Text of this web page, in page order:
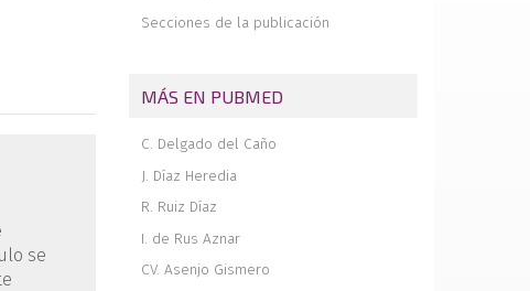
se
con sistema de fijación de doble
hombro con defecto glenoideo.
Técnica quirúrgica
Avulsión proximal de los ligamentos
radiocarpianos volares extrínsecos tras
luxación radiocarpiana
Secciones de la publicación
MÁS EN PUBMED
C. Delgado del Caño
J. Díaz Heredia
R. Ruiz Díaz
I. de Rus Aznar
CV. Asenjo Gismero